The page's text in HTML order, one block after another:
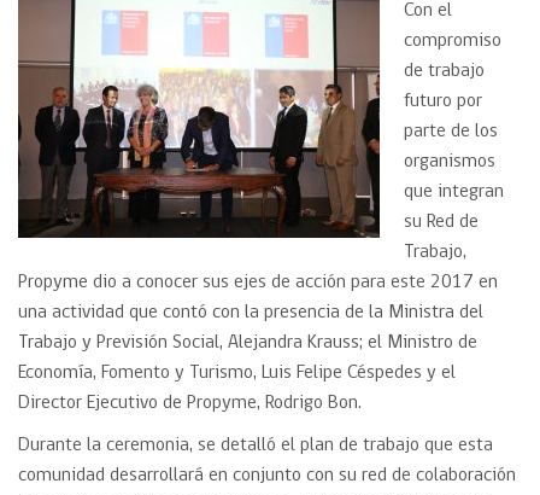
Con el
compromiso
de trabajo
futuro por
parte de los
organismos
que integran
su Red de
Trabajo,
Propyme dio a conocer sus ejes de acción para este 2017 en
una actividad que contó con la presencia de la Ministra del
Trabajo y Previsión Social, Alejandra Krauss; el Ministro de
Economía, Fomento y Turismo, Luis Felipe Céspedes y el
Director Ejecutivo de Propyme, Rodrigo Bon.
Durante la ceremonia, se detalló el plan de trabajo que esta
comunidad desarrollará en conjunto con su red de colaboración